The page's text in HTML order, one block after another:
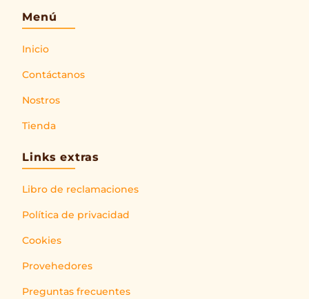
Menú
Inicio
Contáctanos
Nostros
Tienda
Links extras
Libro de reclamaciones
Política de privacidad
Cookies
Provehedores
Preguntas frecuentes